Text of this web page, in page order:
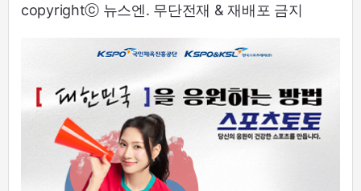
copyrightⓒ 뉴스엔. 무단전재 & 재배포 금지